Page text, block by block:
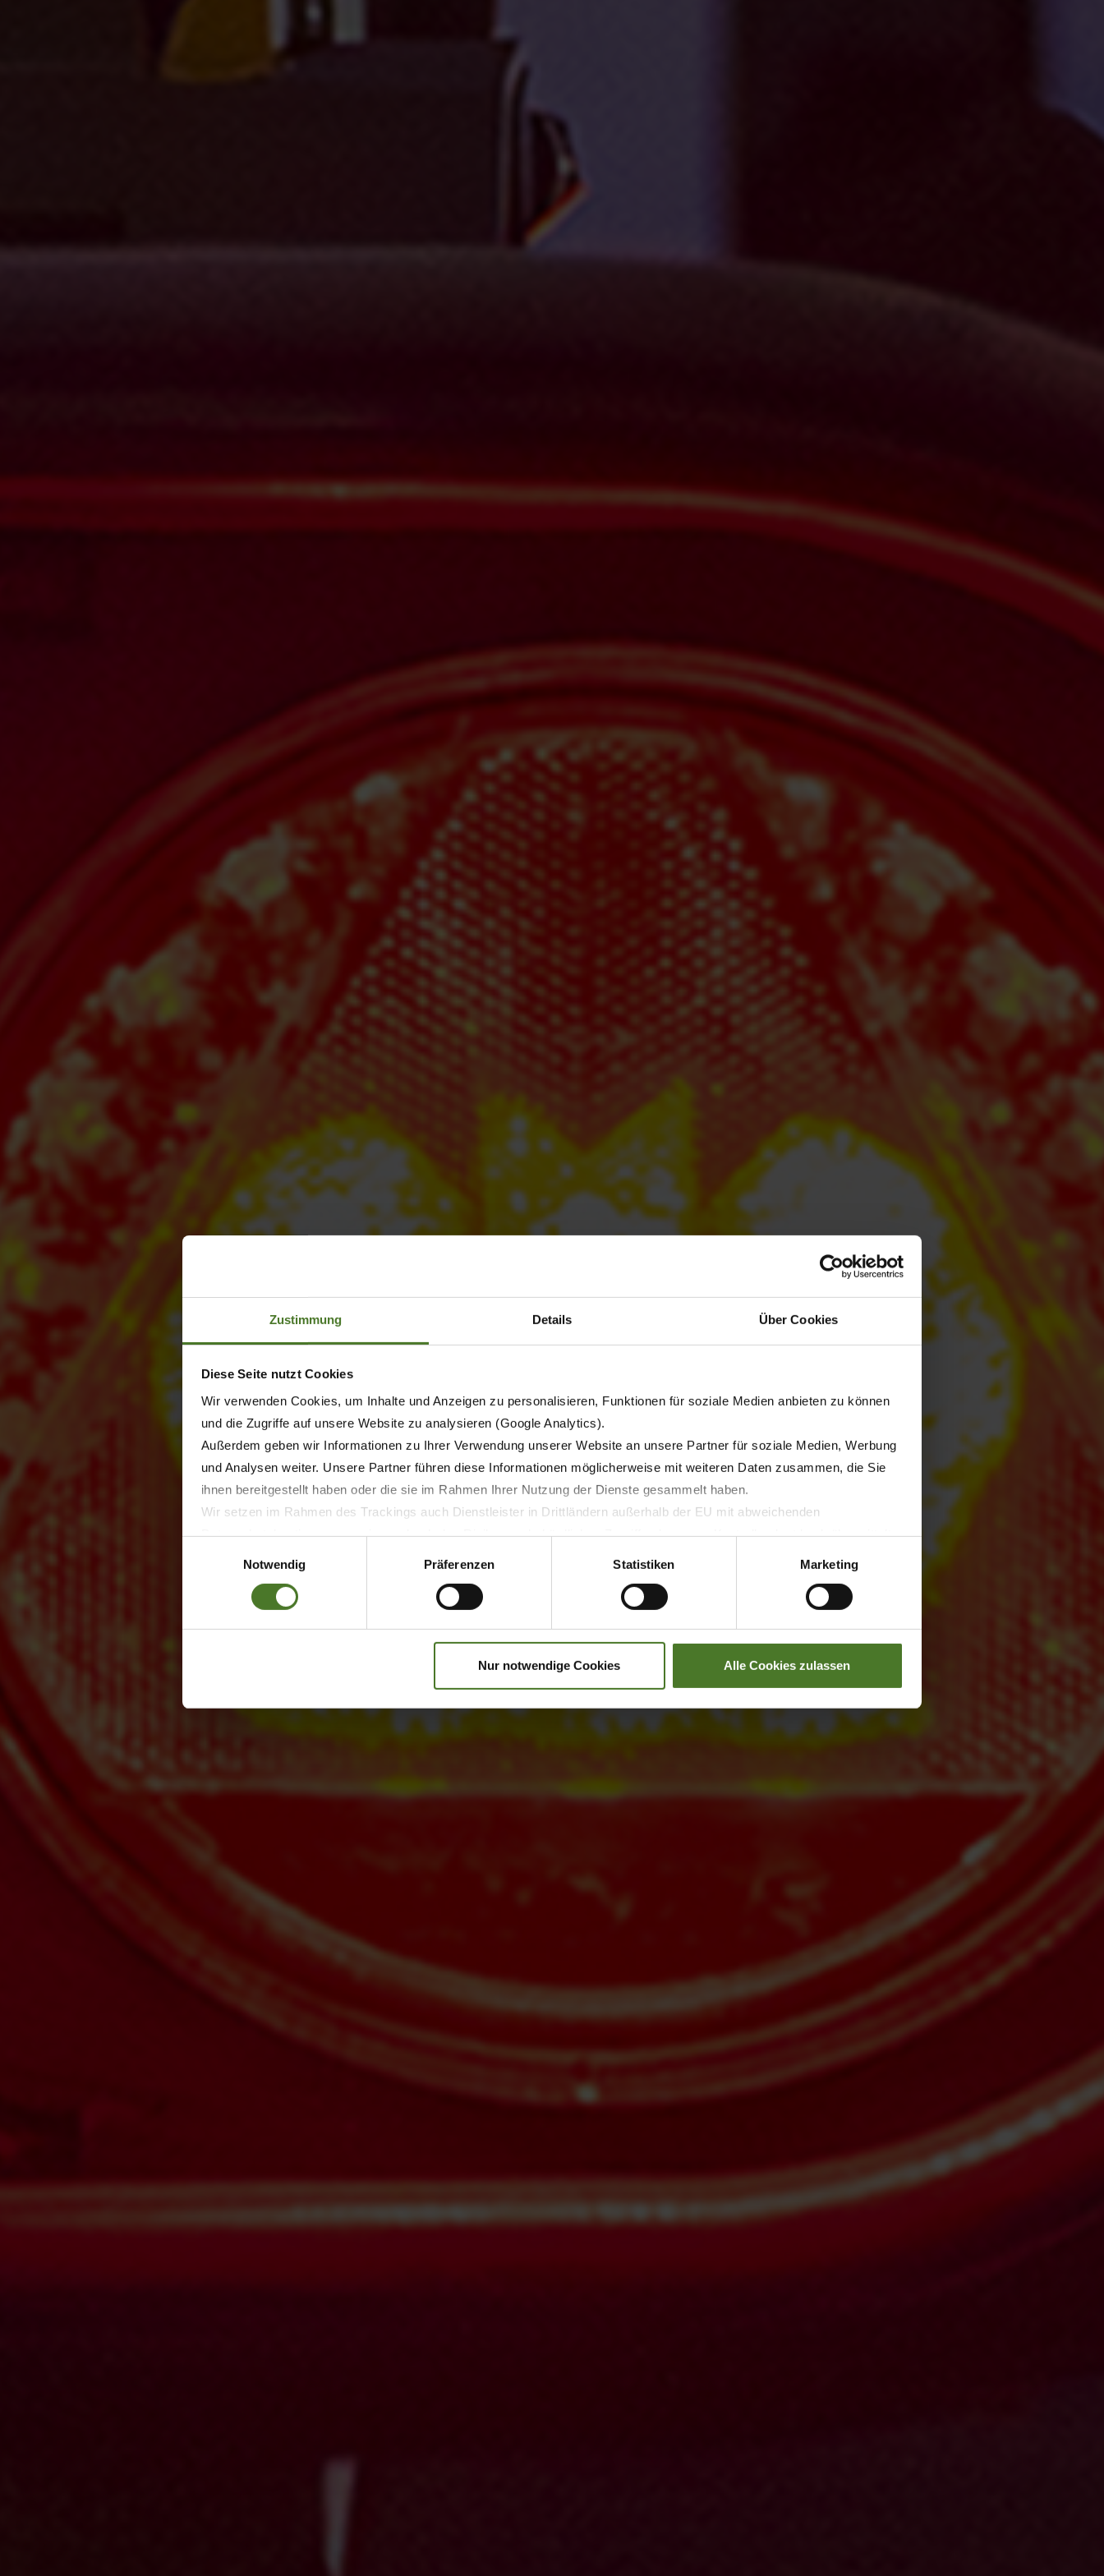
Zustimmung Details Über Cookies
Diese Seite nutzt Cookies
Wir verwenden Cookies, um Inhalte und Anzeigen zu personalisieren, Funktionen für soziale Medien anbieten zu können
und die Zugriffe auf unsere Website zu analysieren (Google Analytics).
Außerdem geben wir Informationen zu Ihrer Verwendung unserer Website an unsere Partner für soziale Medien, Werbung
und Analysen weiter. Unsere Partner führen diese Informationen möglicherweise mit weiteren Daten zusammen, die Sie
ihnen bereitgestellt haben oder die sie im Rahmen Ihrer Nutzung der Dienste gesammelt haben.
Wir setzen im Rahmen des Trackings auch Dienstleister in Drittländern außerhalb der EU mit abweichenden
Datenschutzbestimmungen ein, wodurch das Risiko von behördlichen Zugriffen bzw. von Kontrollverlust bzgl. übermittelter
Daten bestehen kann.
Impressum
Notwendig
Präferenzen Statistiken Marketing
Nur notwendige Cookies Alle Cookies zulassen